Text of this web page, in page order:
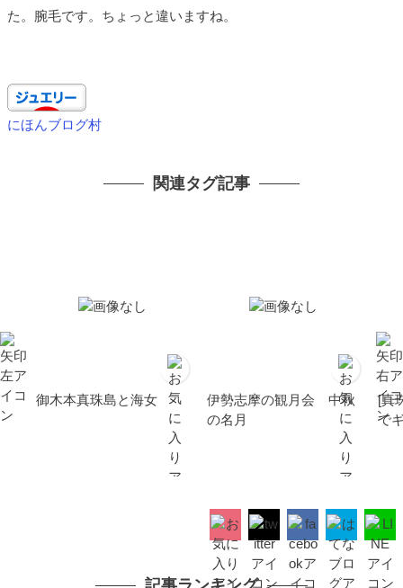
た。腕毛です。ちょっと違いますね。
にほんブログ村
関連タグ記事
御木本真珠島と海女
伊勢志摩の観月会 中秋
の名月
[真
で